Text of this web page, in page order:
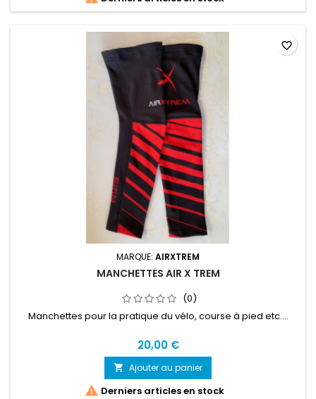
MARQUE: AIRXTREM
MANCHETTES AIR X TREM
(0)
Manchettes pour la pratique du vélo, course à pied etc....
20,00 €
 Ajouter au panier
 Derniers articles en stock
favorite_border